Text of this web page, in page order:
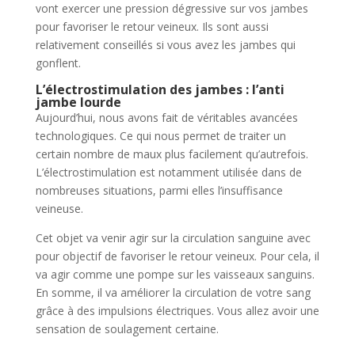
vont exercer une pression dégressive sur vos jambes
pour favoriser le retour veineux. Ils sont aussi
relativement conseillés si vous avez les jambes qui
gonflent.
L’électrostimulation des jambes : l’anti
jambe lourde
Aujourd’hui, nous avons fait de véritables avancées
technologiques. Ce qui nous permet de traiter un
certain nombre de maux plus facilement qu’autrefois.
L’électrostimulation est notamment utilisée dans de
nombreuses situations, parmi elles l’insuffisance
veineuse.
Cet objet va venir agir sur la circulation sanguine avec
pour objectif de favoriser le retour veineux. Pour cela, il
va agir comme une pompe sur les vaisseaux sanguins.
En somme, il va améliorer la circulation de votre sang
grâce à des impulsions électriques. Vous allez avoir une
sensation de soulagement certaine.